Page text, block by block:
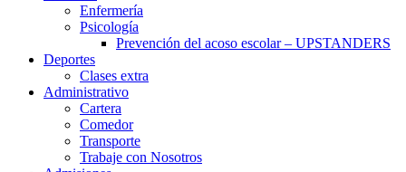
Enfermería
Psicología
Prevención del acoso escolar – UPSTANDERS
Deportes
Clases extra
Administrativo
Cartera
Comedor
Transporte
Trabaje con Nosotros